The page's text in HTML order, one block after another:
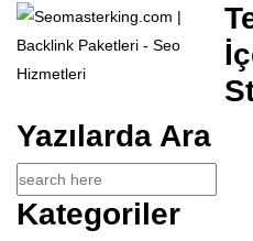
Yazılarda Ara
Kategoriler